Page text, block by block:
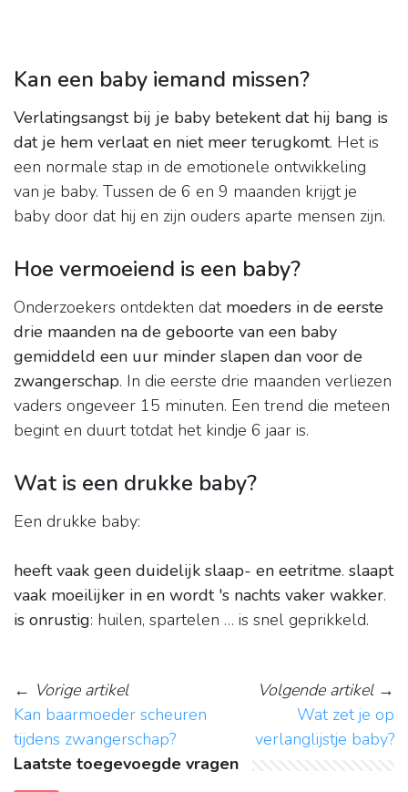
Kan een baby iemand missen?
Verlatingsangst bij je baby betekent dat hij bang is
dat je hem verlaat en niet meer terugkomt. Het is
een normale stap in de emotionele ontwikkeling
van je baby. Tussen de 6 en 9 maanden krijgt je
baby door dat hij en zijn ouders aparte mensen zijn.
Hoe vermoeiend is een baby?
Onderzoekers ontdekten dat moeders in de eerste
drie maanden na de geboorte van een baby
gemiddeld een uur minder slapen dan voor de
zwangerschap. In die eerste drie maanden verliezen
vaders ongeveer 15 minuten. Een trend die meteen
begint en duurt totdat het kindje 6 jaar is.
Wat is een drukke baby?
Een drukke baby:
heeft vaak geen duidelijk slaap- en eetritme. slaapt
vaak moeilijker in en wordt 's nachts vaker wakker.
is onrustig: huilen, spartelen … is snel geprikkeld.
← Vorige artikel
Kan baarmoeder scheuren
tijdens zwangerschap?
Volgende artikel→
Wat zet je op
verlanglijstje baby?
Laatste toegevoegde vragen